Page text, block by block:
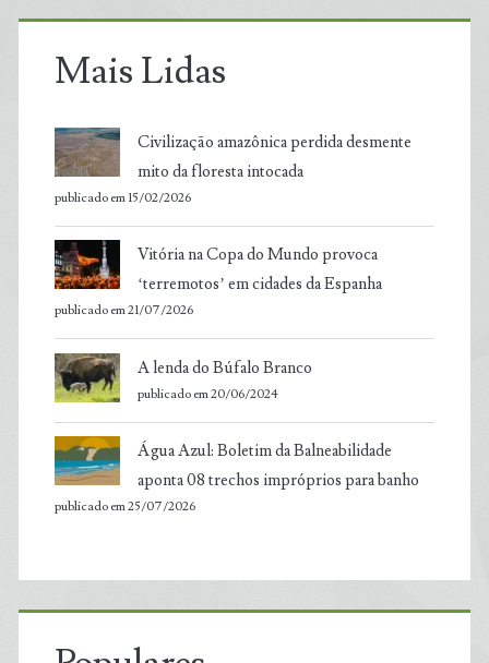
Mais Lidas
Civilização amazônica perdida desmente
mito da floresta intocada
publicado em 15/02/2026
Vitória na Copa do Mundo provoca
‘terremotos’ em cidades da Espanha
publicado em 21/07/2026
A lenda do Búfalo Branco
publicado em 20/06/2024
Água Azul: Boletim da Balneabilidade
aponta 08 trechos impróprios para banho
publicado em 25/07/2026